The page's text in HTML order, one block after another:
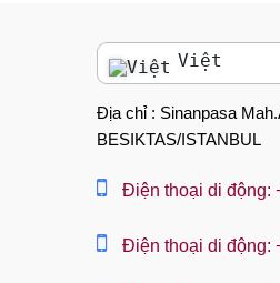
Việt
English
العربية
中文
Địa chỉ : Sinanpasa
BESIKTAS/ISTANBUL
Điện thoại di động:
Điện thoại di động: